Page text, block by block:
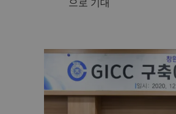
으로 기대